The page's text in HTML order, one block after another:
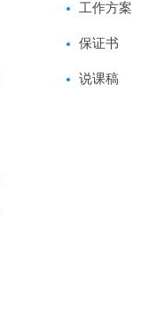
划 9篇
工作方案
保证书
说课稿